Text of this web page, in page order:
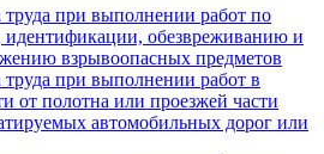
при выполнении работ по
идентификации, обезвреживанию и
взрывоопасных предметов
при выполнении работ в
от полотна или проезжей части
автомобильных дорог или